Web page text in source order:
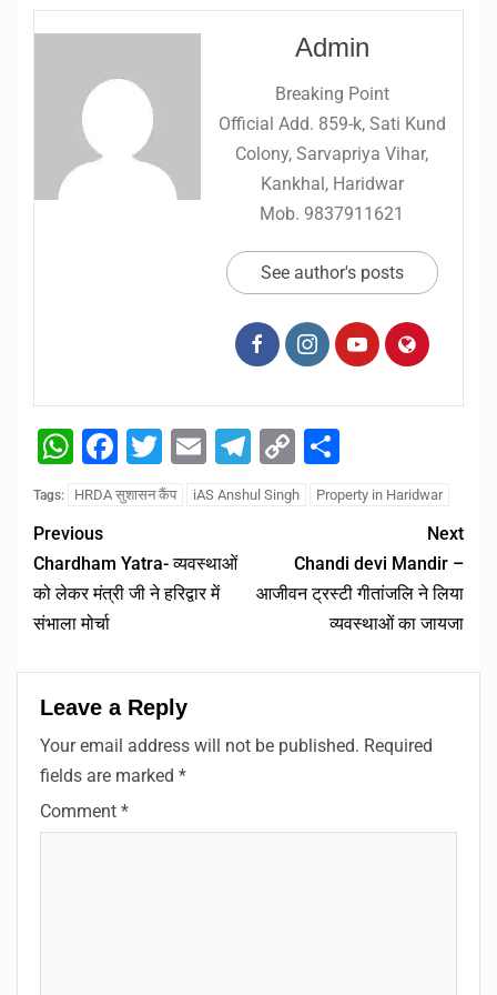
Admin
Breaking Point
Official Add. 859-k, Sati Kund
Colony, Sarvapriya Vihar,
Kankhal, Haridwar
Mob. 9837911621
See author's posts
WhatsApp
Facebook
Twitter
EmailTelegram
Copy
Link
Tags: HRDA सुशासन कैंप iAS Anshul Singh Property in Haridwar
Previous
Chardham Yatra- व्यवस्थाओं
को लेकर मंत्री जी ने हरिद्वार में
संभाला मोर्चा
Next
Chandi devi Mandir –
आजीवन ट्रस्टी गीतांजलि ने लिया
व्यवस्थाओं का जायजा
Leave a Reply
Your email address will not be published. Required
fields are marked *
Comment *